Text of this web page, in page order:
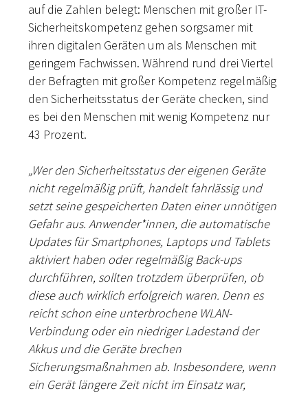
auf die Zahlen belegt: Menschen mit großer IT-
Sicherheitskompetenz gehen sorgsamer mit
ihren digitalen Geräten um als Menschen mit
geringem Fachwissen. Während rund drei Viertel
der Befragten mit großer Kompetenz regelmäßig
den Sicherheitsstatus der Geräte checken, sind
es bei den Menschen mit wenig Kompetenz nur
43 Prozent.
„Wer den Sicherheitsstatus der eigenen Geräte
nicht regelmäßig prüft, handelt fahrlässig und
setzt seine gespeicherten Daten einer unnötigen
Gefahr aus. Anwender*innen, die automatische
Updates für Smartphones, Laptops und Tablets
aktiviert haben oder regelmäßig Back-ups
durchführen, sollten trotzdem überprüfen, ob
diese auch wirklich erfolgreich waren. Denn es
reicht schon eine unterbrochene WLAN-
Verbindung oder ein niedriger Ladestand der
Akkus und die Geräte brechen
Sicherungsmaßnahmen ab. Insbesondere, wenn
ein Gerät längere Zeit nicht im Einsatz war,